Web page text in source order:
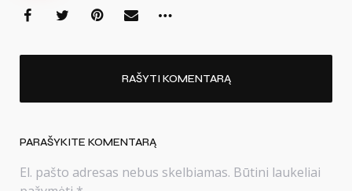
RAŠYTI KOMENTARĄ
PARAŠYKITE KOMENTARĄ
El. pašto adresas nebus skelbiamas. Būtini laukeliai